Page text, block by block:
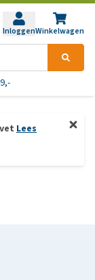
InloggenWinkelwagen
Lees